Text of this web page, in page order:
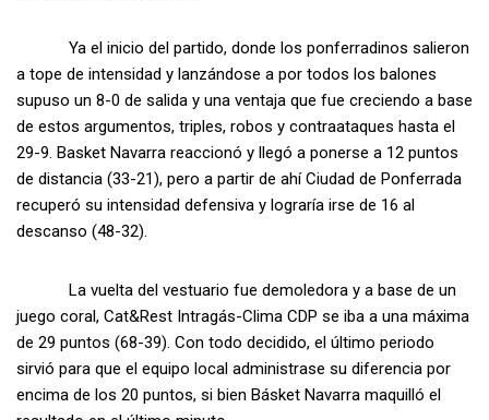
Ya el inicio del partido, donde los ponferradinos salieron
a tope de intensidad y lanzándose a por todos los balones
supuso un 8-0 de salida y una ventaja que fue creciendo a base
de estos argumentos, triples, robos y contraataques hasta el
29-9. Basket Navarra reaccionó y llegó a ponerse a 12 puntos
de distancia (33-21), pero a partir de ahí Ciudad de Ponferrada
recuperó su intensidad defensiva y lograría irse de 16 al
descanso (48-32).
La vuelta del vestuario fue demoledora y a base de un
juego coral, Cat&Rest Intragás-Clima CDP se iba a una máxima
de 29 puntos (68-39). Con todo decidido, el último periodo
sirvió para que el equipo local administrase su diferencia por
encima de los 20 puntos, si bien Básket Navarra maquilló el